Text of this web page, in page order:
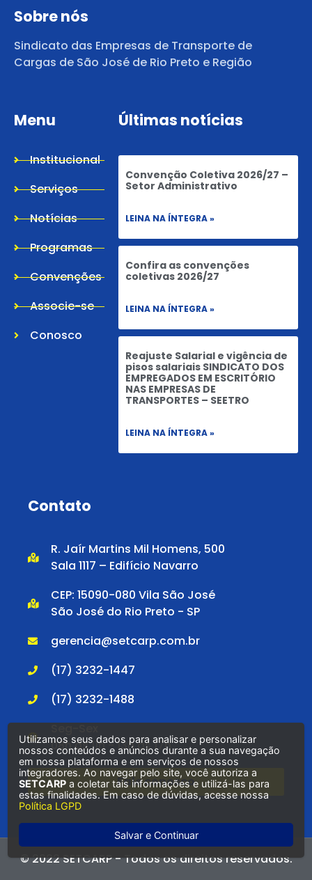
Sobre nós
Sindicato das Empresas de Transporte de
Cargas de São José de Rio Preto e Região
Menu
Institucional
Serviços
Notícias
Programas
Convenções
Associe-se
Conosco
Últimas notícias
Convenção Coletiva 2026/27 –
Setor Administrativo
LEINA NA ÍNTEGRA »
Confira as convenções
coletivas 2026/27
LEINA NA ÍNTEGRA »
Reajuste Salarial e vigência de
pisos salariais SINDICATO DOS
EMPREGADOS EM ESCRITÓRIO
NAS EMPRESAS DE
TRANSPORTES – SEETRO
LEINA NA ÍNTEGRA »
Contato
R. Jaír Martins Mil Homens, 500
Sala 1117 – Edifício Navarro
CEP: 15090-080 Vila São José
São José do Rio Preto - SP
gerencia@setcarp.com.br
(17) 3232-1447
(17) 3232-1488
08h às 11h - 13h às 17h
Fale conosco
© 2022 SETCARP - Todos os direitos reservados.
Utilizamos seus dados para analisar e personalizar
nossos conteúdos e anúncios durante a sua navegação
em nossa plataforma e em serviços de nossos
integradores. Ao navegar pelo site, você autoriza a
SETCARP a coletar tais informações e utilizá-las para
estas finalidades. Em caso de dúvidas, acesse nossa
Política LGPD
Salvar e Continuar